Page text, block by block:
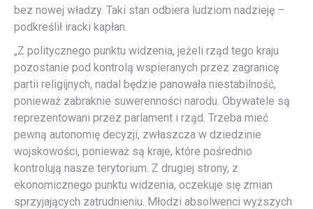
bez nowej władzy. Taki stan odbiera ludziom nadzieję –
podkreślił iracki kapłan.
„Z politycznego punktu widzenia, jeżeli rząd tego kraju
pozostanie pod kontrolą wspieranych przez zagranicę
partii religijnych, nadal będzie panowała niestabilność,
ponieważ zabraknie suwerenności narodu. Obywatele są
reprezentowani przez parlament i rząd. Trzeba mieć
pewną autonomię decyzji, zwłaszcza w dziedzinie
wojskowości, ponieważ są kraje, które pośrednio
kontrolują nasze terytorium. Z drugiej strony, z
ekonomicznego punktu widzenia, oczekuje się zmian
sprzyjających zatrudnieniu. Młodzi absolwenci wyższych